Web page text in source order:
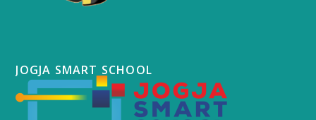
JOGJA SMART SCHOOL